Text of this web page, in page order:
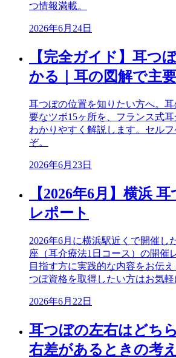
つ情報満載。
2026年6月24日
【完全ガイド】耳つ
かる｜耳の図解で主
耳つぼの位置を知りたい方へ。
要なツボ15ヶ所を、フランス式
わかりやすく解説します。セル
ぞ。
2026年6月23日
【2026年6月】横浜
レポート
2026年6月に横浜駅近くで開催し
座（耳介療法1日コース）の開催
目指す方に実践的な内容をお伝
つぼ資格を取得したい方はお気軽
2026年6月22日
耳つぼの左右はどち
右差があるときの考